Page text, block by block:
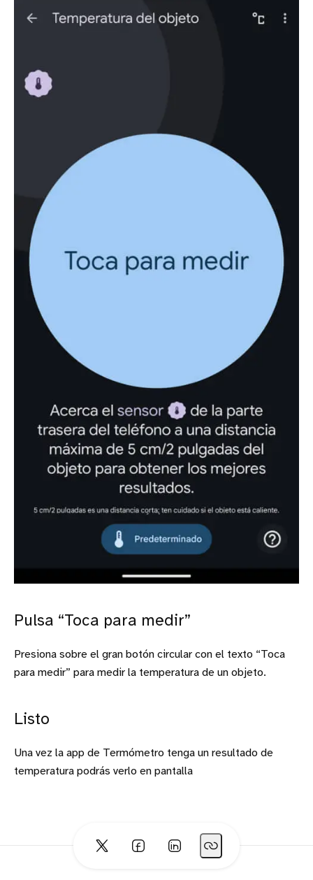
Pulsa “Toca para medir”
Presiona sobre el gran botón circular con el texto “Toca
para medir” para medir la temperatura de un objeto.
Listo
Una vez la app de Termómetro tenga un resultado de
temperatura podrás verlo en pantalla